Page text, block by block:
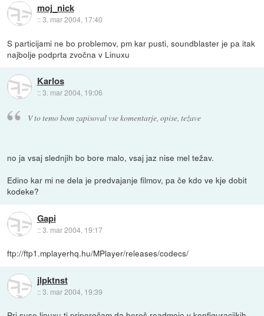
moj_nick
::3. mar 2004, 17:40
S particijami ne bo problemov, pm kar pusti, soundblaster je pa itak
najbolje podprta zvočna v Linuxu
Karlos
::3. mar 2004, 19:06
V to temo bom zapisoval vse komentarje, opise, težave
no ja vsaj slednjih bo bore malo, vsaj jaz nise mel težav.
Edino kar mi ne dela je predvajanje filmov, pa če kdo ve kje dobit
kodeke?
Gapi
::3. mar 2004, 19:17
ftp://ftp1.mplayerhq.hu/MPlayer/releases/codecs/
jlpktnst
::3. mar 2004, 19:39